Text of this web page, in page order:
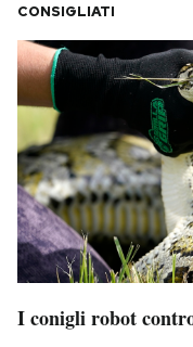
CONSIGLIATI
I conigli robot